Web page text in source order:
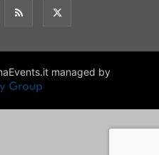
managed by